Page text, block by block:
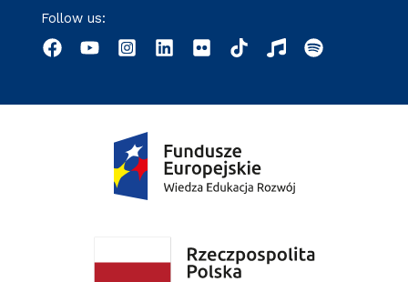
Follow us: